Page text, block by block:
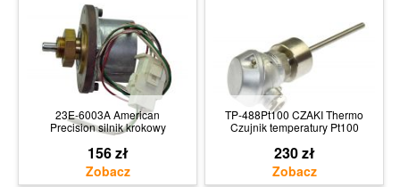
23E-6003A American
Precision silnik krokowy
156 zł
TP-488Pt100 CZAKI Thermo
Czujnik temperatury Pt100
230 zł